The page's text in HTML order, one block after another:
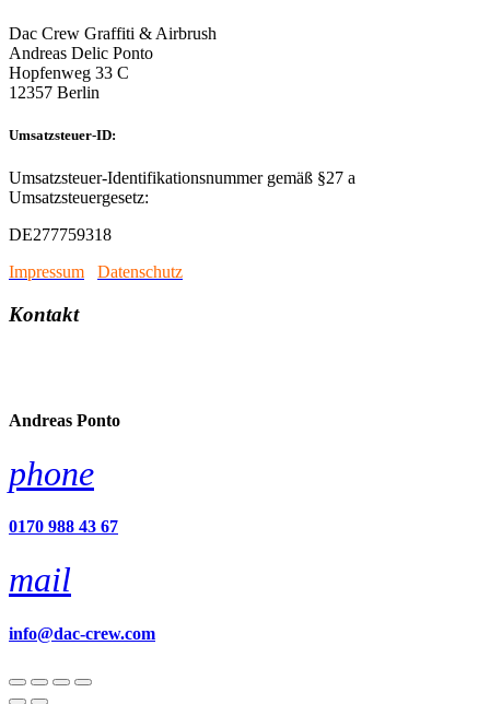
Dac Crew Graffiti & Airbrush
Andreas Delic Ponto
Hopfenweg 33 C
12357 Berlin
Umsatzsteuer-ID:
Umsatzsteuer-Identifikationsnummer gemäß §27 a
Umsatzsteuergesetz:
DE277759318
Impressum
Datenschutz
Kontakt
Andreas Ponto
phone
0170 988 43 67
mail
info@dac-crew.com